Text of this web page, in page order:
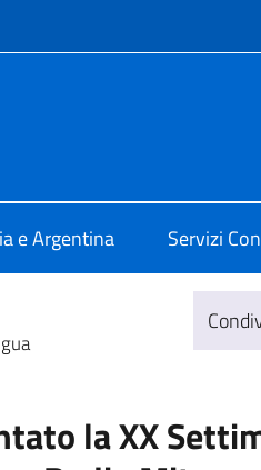
e Argentina Servizi
la XX